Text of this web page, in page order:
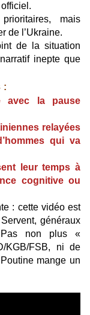
mais
de l’Ukraine.
de la situation
inepte que
:
avec la pause
relayées
qui va
leur temps à
cognitive ou
: cette vidéo est
généraux
Pas non plus «
KGB/FSB, ni de
mange un